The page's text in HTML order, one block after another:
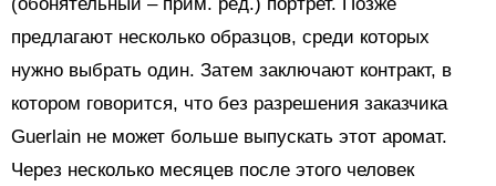
предлагают несколько образцов, среди которых
нужно выбрать один. Затем заключают контракт, в
котором говорится, что без разрешения заказчика
Guerlain не может больше выпускать этот аромат.
Через несколько месяцев после этого человек